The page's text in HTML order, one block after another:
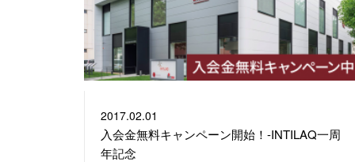
2017.02.01
入会金無料キャンペーン開始！-INTILAQ一周
年記念